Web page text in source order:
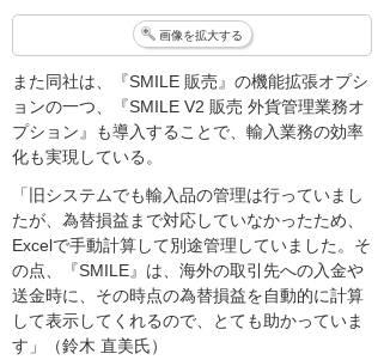
画像を拡大する
また同社は、『SMILE 販売』の機能拡張オプシ
ョンの一つ、『SMILE V2 販売 外貨管理業務オ
プション』も導入することで、輸入業務の効率
化も実現している。
「旧システムでも輸入品の管理は行っていまし
たが、為替損益まで対応していなかったため、
Excelで手動計算して別途管理していました。そ
の点、『SMILE』は、海外の取引先への入金や
送金時に、その時点の為替損益を自動的に計算
して表示してくれるので、とても助かっていま
す」（鈴木 直美氏）